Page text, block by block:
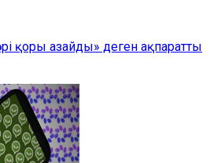
қоры азайды» деген ақпаратты